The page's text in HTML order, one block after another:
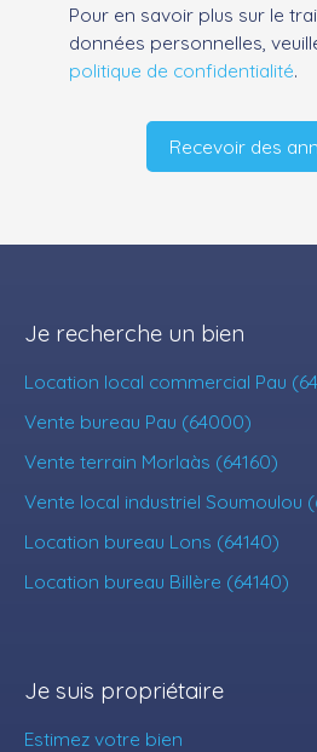
Pour en savoir plus sur le
données personnelles,
politique de confidentialité.
Recevoir des
Je recherche un bien
Location local commercial Pau
Vente bureau Pau (64000)
Vente terrain Morlaàs (64160)
Vente local industriel Soumoulou
Location bureau Lons (64140)
Location bureau Billère (64140)
Je suis propriétaire
Estimez votre bien